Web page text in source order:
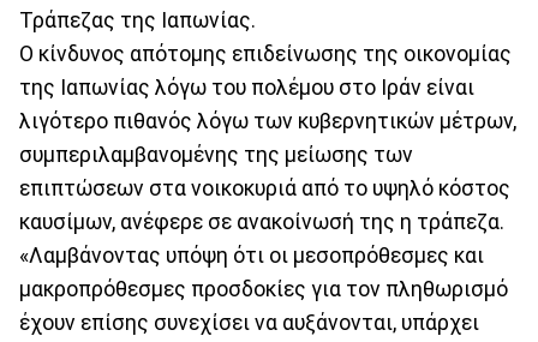
Τράπεζας της Ιαπωνίας.
Ο κίνδυνος απότομης επιδείνωσης της οικονομίας
της Ιαπωνίας λόγω του πολέμου στο Ιράν είναι
λιγότερο πιθανός λόγω των κυβερνητικών μέτρων,
συμπεριλαμβανομένης της μείωσης των
επιπτώσεων στα νοικοκυριά από το υψηλό κόστος
καυσίμων, ανέφερε σε ανακοίνωσή της η τράπεζα.
«Λαμβάνοντας υπόψη ότι οι μεσοπρόθεσμες και
μακροπρόθεσμες προσδοκίες για τον πληθωρισμό
έχουν επίσης συνεχίσει να αυξάνονται, υπάρχει